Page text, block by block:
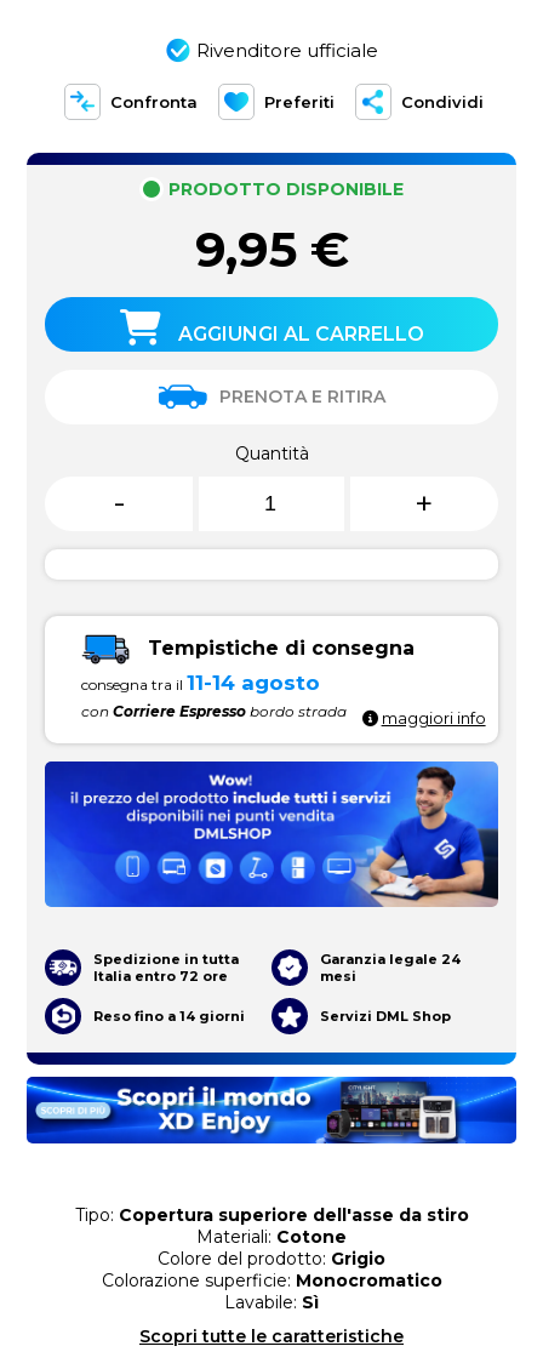
Rivenditore ufficiale
Confronta Preferiti Condividi
Tipo: Copertura superiore dell'asse da stiro
Materiali: Cotone
Colore del prodotto: Grigio
Colorazione superficie: Monocromatico
Lavabile: Sì
Scopri tutte le caratteristiche
PRODOTTO DISPONIBILE
9,95 €
AGGIUNGI AL CARRELLO
PRENOTA E RITIRA
Quantità
- +
Tempistiche di consegna
consegna tra il 11-14 agosto
conCorriere Espresso bordo strada maggiori info
Spedizione in tutta
Italia entro 72 ore
Garanzia legale 24
mesi
Reso fino a 14 giorni Servizi DML Shop